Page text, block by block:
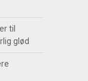
til
glød